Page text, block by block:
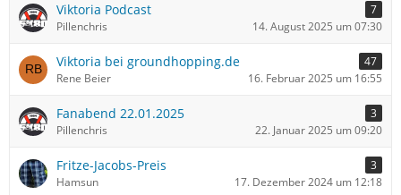
Viktoria Podcast
7
Pillenchris
14. August 2025 um 07:30
Viktoria bei groundhopping.de
47
Rene Beier
16. Februar 2025 um 16:55
Fanabend 22.01.2025
3
Pillenchris
22. Januar 2025 um 09:20
Fritze-Jacobs-Preis
3
Hamsun
17. Dezember 2024 um 12:18